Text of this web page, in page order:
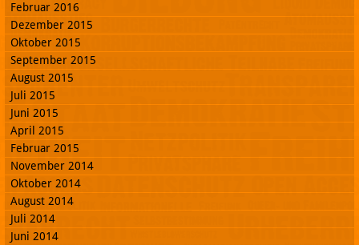
Februar 2016
Dezember 2015
Oktober 2015
September 2015
August 2015
Juli 2015
Juni 2015
April 2015
Februar 2015
November 2014
Oktober 2014
August 2014
Juli 2014
Juni 2014